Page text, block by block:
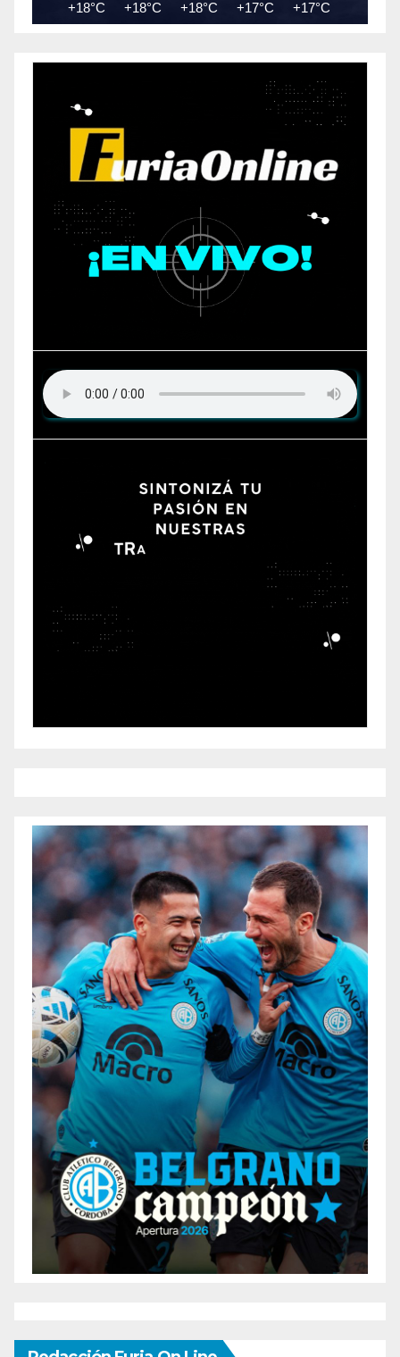
+18°C +18°C +18°C +17°C +17°C